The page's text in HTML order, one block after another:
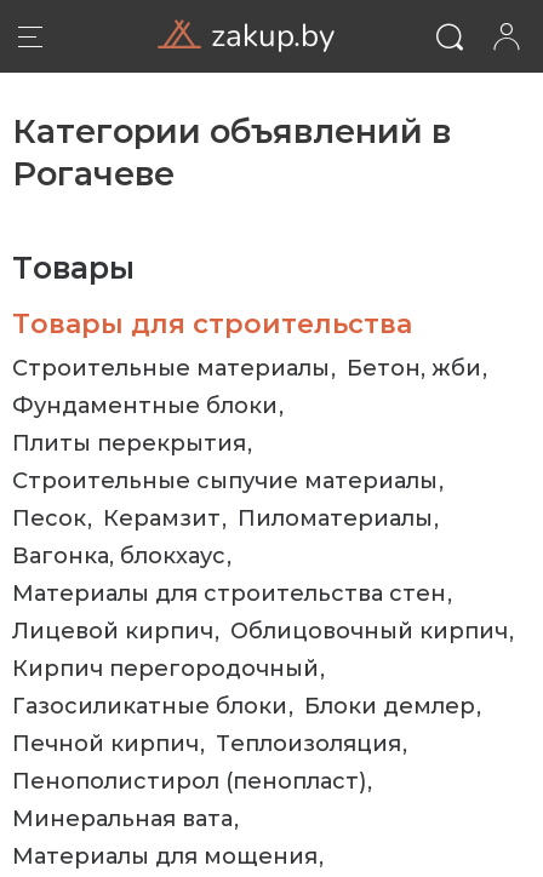
zakup.by
Категории объявлений в
Рогачеве
Товары
Товары для строительства
Строительные материалы
Бетон, жби
Фундаментные блоки
Плиты перекрытия
Строительные сыпучие материалы
Песок
Керамзит
Пиломатериалы
Вагонка, блокхаус
Материалы для строительства стен
Лицевой кирпич
Облицовочный кирпич
Кирпич перегородочный
Газосиликатные блоки
Блоки демлер
Печной кирпич
Теплоизоляция
Пенополистирол (пенопласт)
Минеральная вата
Материалы для мощения